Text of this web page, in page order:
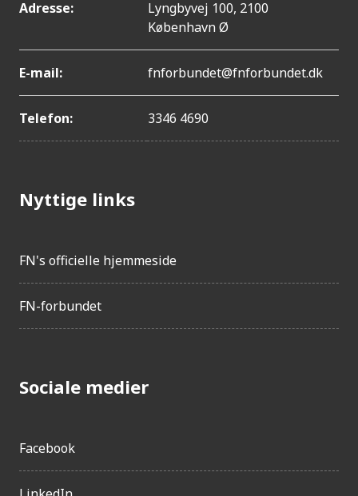
Adresse:
Lyngbyvej 100, 2100
København Ø
E-mail: fnforbundet@fnforbundet.dk
Telefon: 3346 4690
Nyttige links
FN's officielle hjemmeside
FN-forbundet
Sociale medier
Facebook